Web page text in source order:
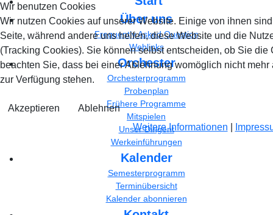
Über uns
Frequently Asked Question
Weblinks
Orchester
Orchesterprogramm
Probenplan
Frühere Programme
Mitspielen
Unser Dirigent
Werkeinführungen
Kalender
Semesterprogramm
Terminübersicht
Kalender abonnieren
Wir benutzen Cookies
Wir nutzen Cookies auf unserer Website. Einige von ihnen
Seite, während andere uns helfen, diese Website und die
(Tracking Cookies). Sie können selbst entscheiden, ob Sie
beachten Sie, dass bei einer Ablehnung womöglich nicht
zur Verfügung stehen.
Akzeptieren
Ablehnen
Weitere Informationen